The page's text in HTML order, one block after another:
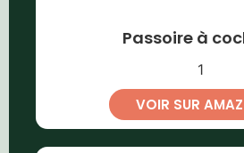
Passoire à
1
VOIR SUR